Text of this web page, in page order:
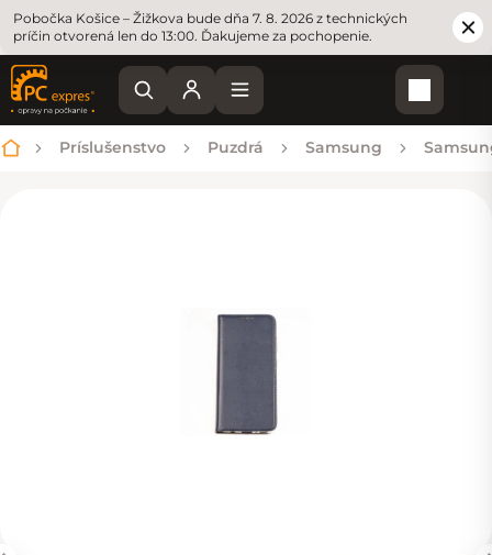
Pobočka Košice – Žižkova bude dňa 7. 8. 2026 z technických
príčin otvorená len do 13:00. Ďakujeme za pochopenie.
Domov
Príslušenstvo Puzdrá Samsung